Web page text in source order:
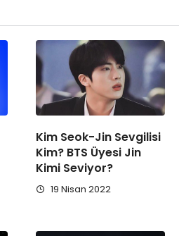
Kim Seok-Jin Sevgilisi
Kim? BTS Üyesi Jin
Kimi Seviyor?
19 Nisan 2022